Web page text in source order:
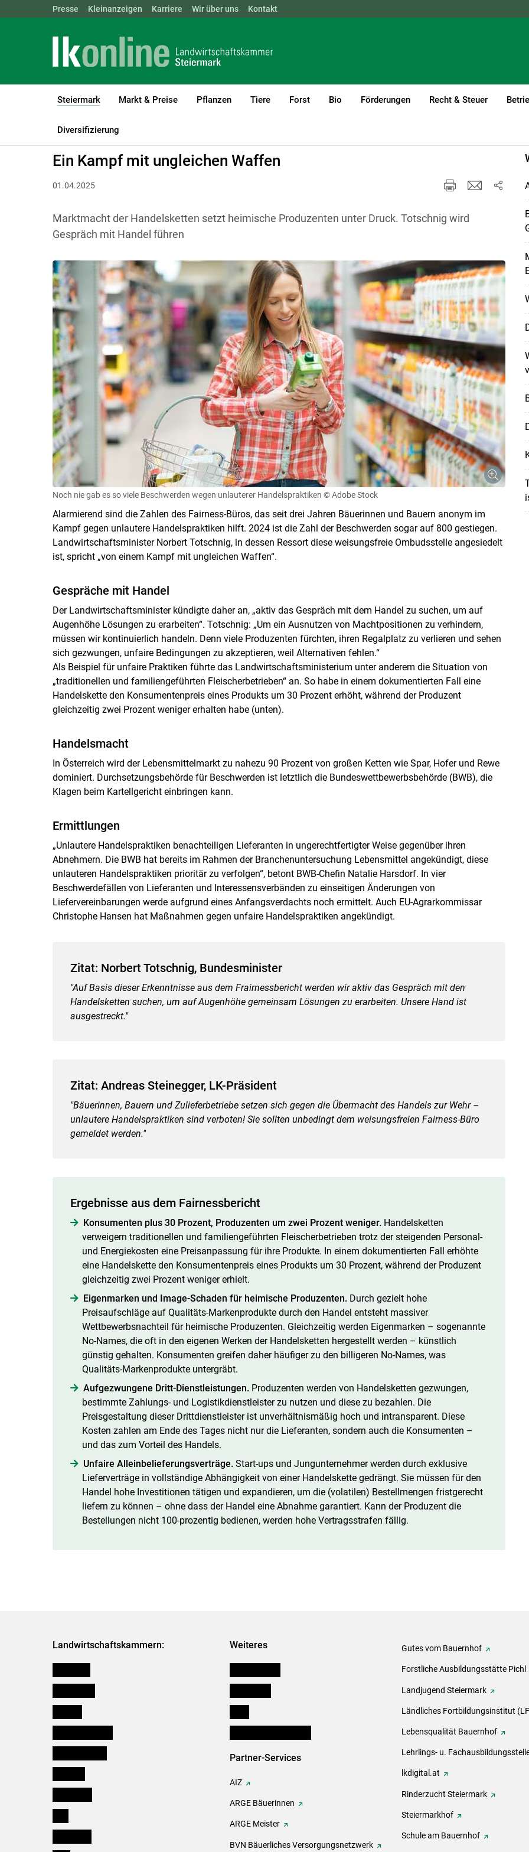
Skip to main content
Landwirtschaftskammern: ÖSTERREICH BGLD KTN NÖ
Presse Kleinanzeigen Karriere Wir über uns Kontakt
Steiermark
(current)1
Markt & Preise Pflanzen Tiere Forst Bio Förderungen Recht & Steuer
Diversifizierung
LK Steiermark Steiermark
Ein Kampf mit ungleichen Waffen
01.04.2025
Marktmacht der Handelsketten setzt heimische Produzenten unter Druck. Totschnig wird
Gespräch mit Handel führen
Noch nie gab es so viele Beschwerden wegen unlauterer Handelspraktiken © Adobe Stock
Alarmierend sind die Zahlen des Fairness-Büros, das seit drei Jahren Bäuerinnen und Bauern anonym im
Kampf gegen unlautere Handelspraktiken hilft. 2024 ist die Zahl der Beschwerden sogar auf 800 gestiegen.
Landwirtschaftsminister Norbert Totschnig, in dessen Ressort diese weisungsfreie Ombudsstelle angesiedelt
ist, spricht „von einem Kampf mit ungleichen Waffen“.
Gespräche mit Handel
Der Landwirtschaftsminister kündigte daher an, „aktiv das Gespräch mit dem Handel zu suchen, um auf
Augenhöhe Lösungen zu erarbeiten“. Totschnig: „Um ein Ausnutzen von Machtpositionen zu verhindern,
müssen wir kontinuierlich handeln. Denn viele Produzenten fürchten, ihren Regalplatz zu verlieren und sehen
sich gezwungen, unfaire Bedingungen zu akzeptieren, weil Alternativen fehlen.“
Als Beispiel für unfaire Praktiken führte das Landwirtschaftsministerium unter anderem die Situation von
„traditionellen und familiengeführten Fleischerbetrieben“ an. So habe in einem dokumentierten Fall eine
Handelskette den Konsumentenpreis eines Produkts um 30 Prozent erhöht, während der Produzent
gleichzeitig zwei Prozent weniger erhalten habe (unten).
Handelsmacht
In Österreich wird der Lebensmittelmarkt zu nahezu 90 Prozent von großen Ketten wie Spar, Hofer und Rewe
dominiert. Durchsetzungsbehörde für Beschwerden ist letztlich die Bundeswettbewerbsbehörde (BWB), die
Klagen beim Kartellgericht einbringen kann.
Ermittlungen
„Unlautere Handelspraktiken benachteiligen Lieferanten in ungerechtfertigter Weise gegenüber ihren
Abnehmern. Die BWB hat bereits im Rahmen der Branchenuntersuchung Lebensmittel angekündigt, diese
unlauteren Handelspraktiken prioritär zu verfolgen“, betont BWB-Chefin Natalie Harsdorf. In vier
Beschwerdefällen von Lieferanten und Interessensverbänden zu einseitigen Änderungen von
Liefervereinbarungen werde aufgrund eines Anfangsverdachts noch ermittelt. Auch EU-Agrarkommissar
Christophe Hansen hat Maßnahmen gegen unfaire Handelspraktiken angekündigt.
Zitat: Norbert Totschnig, Bundesminister
"Auf Basis dieser Erkenntnisse aus dem Frairness­bericht werden wir aktiv das Gespräch mit den
Handelsketten suchen, um auf Augenhöhe gemeinsam Lösungen zu erarbeiten. Unsere Hand ist
ausgestreckt."
Zitat: Andreas Steinegger, LK-Präsident
"Bäuerinnen, Bauern und Zulieferbetriebe setzen sich gegen die Übermacht des Handels zur Wehr –
unlautere Handelspraktiken sind verboten! Sie sollten unbedingt dem weisungsfreien Fairness-Büro
gemeldet werden."
Ergebnisse aus dem Fairnessbericht
Konsumenten plus 30 Prozent, Produzenten um zwei Prozent weniger.Handelsketten
verweigern traditionellen und familiengeführten Fleischerbetrieben trotz der steigenden Personal-
und Energiekosten eine Preisanpassung für ihre Produkte. In einem dokumentierten Fall erhöhte
eine Handelskette den Konsumentenpreis eines Produkts um 30 Prozent, während der Produzent
gleichzeitig zwei Prozent weniger erhielt.
Eigenmarken und Image-Schaden für heimische Produzenten.Durch gezielt hohe
Preisaufschläge auf Qualitäts-Markenprodukte durch den Handel entsteht massiver
Wettbewerbsnachteil für heimische Produzenten. Gleichzeitig werden Eigenmarken – sogenannte
No-Names, die oft in den eigenen Werken der Handelsketten hergestellt werden – künstlich
günstig gehalten. Konsumenten greifen daher häufiger zu den billigeren No-Names, was
Qualitäts-Markenprodukte untergräbt.
Aufgezwungene Dritt-Dienstleistungen.Produzenten werden von Handelsketten gezwungen,
bestimmte Zahlungs- und Logistikdienstleister zu nutzen und diese zu bezahlen. Die
Preisgestaltung dieser Drittdienstleister ist unverhältnismäßig hoch und intransparent. Diese
Kosten zahlen am Ende des Tages nicht nur die Lieferanten, sondern auch die Konsumenten –
und das zum Vorteil des Handels.
Unfaire Alleinbelieferungsverträge.Start-ups und Jungunternehmer werden durch exklusive
Lieferverträge in vollständige Abhängigkeit von einer Handelskette gedrängt. Sie müssen für den
Handel hohe Investitionen tätigen und expandieren, um die (volatilen) Bestellmengen fristgerecht
liefern zu können – ohne dass der Handel eine Abnahme garantiert. Kann der Produzent die
Bestellungen nicht 100-prozentig bedienen, werden hohe Vertragsstrafen fällig.
Landwirtschaftskammern: Weiteres
Partner-Services
AIZ
ARGE Bäuerinnen
ARGE Meister
BVN Bäuerliches Versorgungsnetzwerk
Gutes vom Bauernhof
Forstliche Ausbildungsstätte Pichl
Landjugend Steiermark
Ländliches Fortbildungsinstitut
Lebensqualität Bauernhof
Lehrlings- u.
lkdigital.at
Rinderzucht Steiermark
Steiermarkhof
Schule am Bauernhof